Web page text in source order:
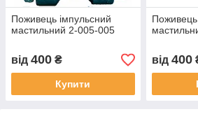
Поживець імпульсний
мастильний 2-005-005
від 400 ₴
Купити
Поживець
від 400